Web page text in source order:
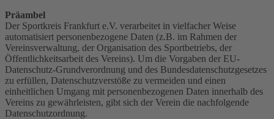
Präambel
Der Sportkreis Frankfurt e.V. verarbeitet in vielfacher Weise
automatisiert personenbezogene Daten (z.B. im Rahmen der
Vereinsverwaltung, der Organisation des Sportbetriebs, der
Öffentlichkeitsarbeit des Vereins). Um die Vorgaben der EU-
Datenschutz-Grundverordnung und des Bundesdatenschutzgesetzes
zu erfüllen, Datenschutzverstöße zu vermeiden und einen
einheitlichen Umgang mit personenbezogenen Daten innerhalb des
Vereins zu gewährleisten, gibt sich der Verein die nachfolgende
Datenschutzordnung.